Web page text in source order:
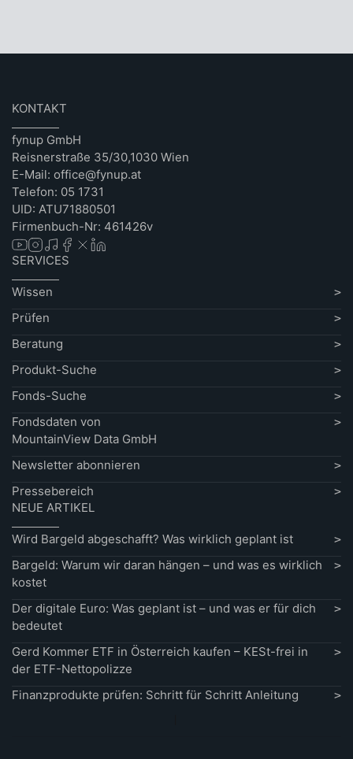
KONTAKT
fynup GmbH
Reisnerstraße 35/30,1030 Wien
E-Mail: office@fynup.at
Telefon: 05 1731
UID: ATU71880501
Firmenbuch-Nr: 461426v
SERVICES
Wissen
Prüfen
Beratung
Produkt-Suche
Fonds-Suche
Fondsdaten von
MountainView Data GmbH
Newsletter abonnieren
Pressebereich
NEUE ARTIKEL
Wird Bargeld abgeschafft? Was wirklich geplant ist
Bargeld: Warum wir daran hängen – und was es wirklich
kostet
Der digitale Euro: Was geplant ist – und was er für dich
bedeutet
Gerd Kommer ETF in Österreich kaufen – KESt-frei in
der ETF-Nettopolizze
Finanzprodukte prüfen: Schritt für Schritt Anleitung